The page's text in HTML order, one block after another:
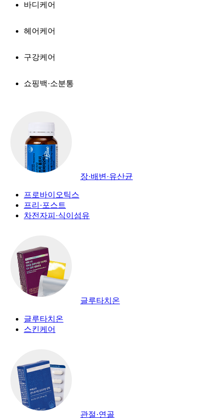
바디케어
헤어케어
구강케어
쇼핑백·소분통
장·배변·유산균
프로바이오틱스
프리·포스트
차전자피·식이섬유
글루타치온
글루타치온
스킨케어
관절·연골